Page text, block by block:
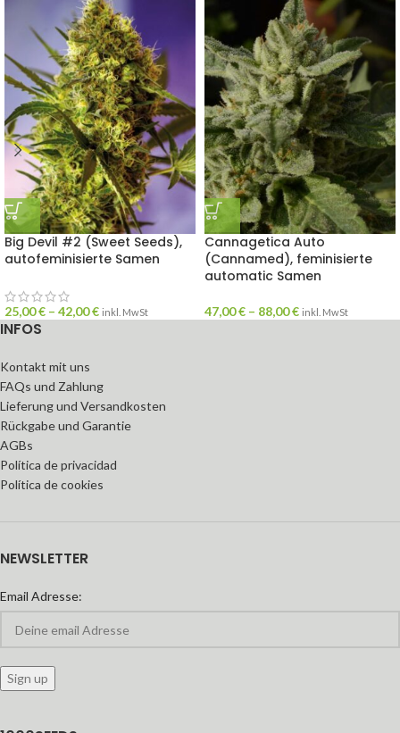
Big Devil #2 (Sweet Seeds),
autofeminisierte Samen
25,00€ – 42,00€ inkl. MwSt
Cannagetica Auto
(Cannamed), feminisierte
automatic Samen
47,00€ – 88,00€ inkl. MwSt
INFOS
Kontakt mit uns
FAQs und Zahlung
Lieferung und Versandkosten
Rückgabe und Garantie
AGBs
Política de privacidad
Política de cookies
NEWSLETTER
Email Adresse: